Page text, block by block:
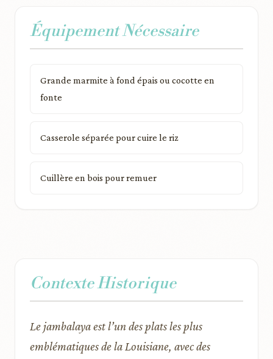
Équipement Nécessaire
Grande marmite à fond épais ou cocotte en
fonte
Casserole séparée pour cuire le riz
Cuillère en bois pour remuer
Contexte Historique
Le jambalaya est l’un des plats les plus
emblématiques de la Louisiane, avec des